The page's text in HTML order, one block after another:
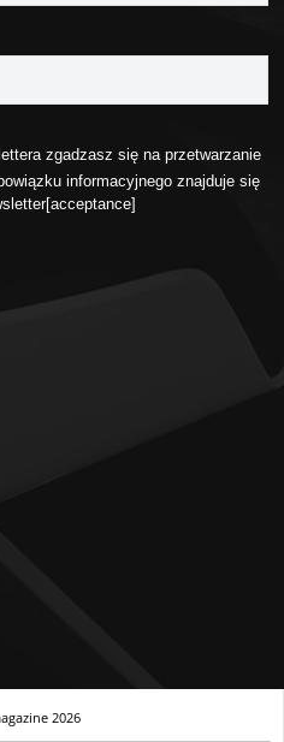
zgadzasz się na przetwarzanie
informacyjnego znajduje się
[acceptance]
2026